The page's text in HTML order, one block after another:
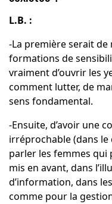
L.B. :
-La première serait
formations de
vraiment d’ouvrir les
comment lutter, de
sens fondamental.
-Ensuite, d’avoir une
irréprochable (dans le
parler les femmes
mis en avant, dans
d’information, dans
comme pour la